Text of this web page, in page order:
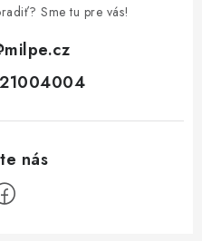
Sme tu pre vás!
milpe.cz